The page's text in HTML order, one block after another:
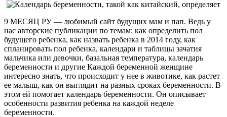
9 МЕСЯЦ РУ — любимый сайт будущих мам и пап. Ведь у
нас авторские публикации по темам: как определить пол
будущего ребенка, как назвать ребенка в 2014 году, как
спланировать пол ребенка, календари и таблицы зачатия
мальчика или девочки, базальная температура, календарь
беременности и другие Каждой беременной женщине
интересно знать, что происходит у нее в животике, как растет
ее малыш, как он выглядит на разных сроках беременности. В
этом ей помогает календарь беременности. Он описывает
особенности развития ребенка на каждой неделе
беременности.